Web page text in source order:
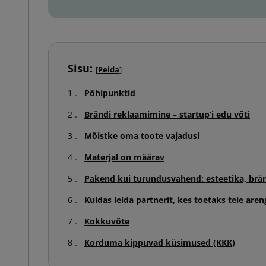
Sisu: [Peida]
Põhipunktid
Brändi reklaamimine – startup’i edu võti
Mõistke oma toote vajadusi
Materjal on määrav
Pakend kui turundusvahend: esteetika,
Kuidas leida partnerit, kes toetaks teie
Kokkuvõte
Korduma kippuvad küsimused (KKK)